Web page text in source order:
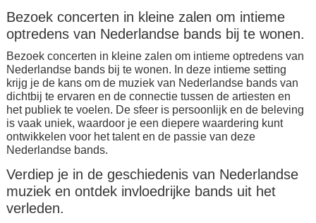
Bezoek concerten in kleine zalen om intieme
optredens van Nederlandse bands bij te wonen.
Bezoek concerten in kleine zalen om intieme optredens van
Nederlandse bands bij te wonen. In deze intieme setting
krijg je de kans om de muziek van Nederlandse bands van
dichtbij te ervaren en de connectie tussen de artiesten en
het publiek te voelen. De sfeer is persoonlijk en de beleving
is vaak uniek, waardoor je een diepere waardering kunt
ontwikkelen voor het talent en de passie van deze
Nederlandse bands.
Verdiep je in de geschiedenis van Nederlandse
muziek en ontdek invloedrijke bands uit het
verleden.